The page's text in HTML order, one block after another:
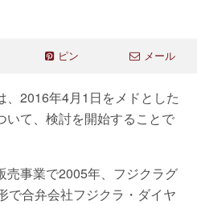
ピン メール
、2016年4月1日をメドとした
いて、検討を開始することで
売事業で2005年、フジクラグ
で合弁会社フジクラ・ダイヤ